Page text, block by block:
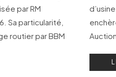
par RM
Sa particularité,
routier par BBM